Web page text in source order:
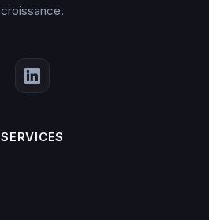
croissance.
SERVICES